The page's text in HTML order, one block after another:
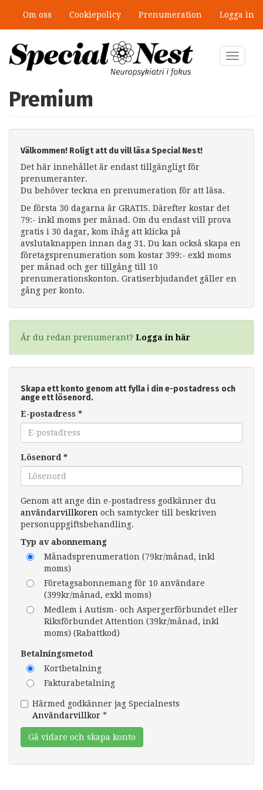
huvudinnehåll
Om oss Cookiepolicy Prenumeration Logga in
Toggle
Premium
Välkommen! Roligt att du vill läsa Special Nest!
Det här innehållet är endast tillgängligt för
prenumeranter.
Du behöver teckna en prenumeration för att läsa.
De första 30 dagarna är GRATIS. Därefter kostar det
79:- inkl moms per månad. Om du endast vill prova
gratis i 30 dagar, kom ihåg att klicka på
avslutaknappen innan dag 31. Du kan också skapa en
företagsprenumeration som kostar 399:- exkl moms
per månad och ger tillgång till 10
prenumerationskonton. Gratiserbjudandet gäller en
gång per konto.
Är du redan prenumerant? Logga in här
Skapa ett konto genom att fylla i din e-postadress och
ange ett lösenord.
E-postadress *
Lösenord *
Genom att ange din e-postadress godkänner du
användarvillkoren och samtycker till beskriven
personuppgiftsbehandling.
Typ av abonnemang
Månadsprenumeration (79kr/månad, inkl
moms)
Företagsabonnemang för 10 användare
(399kr/månad, exkl moms)
Medlem i Autism- och Aspergerförbundet eller
Riksförbundet Attention (39kr/månad, inkl
moms) (Rabattkod)
Betalningsmetod
Kortbetalning
Fakturabetalning
Härmed godkänner jag Specialnests
Användarvillkor *
Gå vidare och skapa konto